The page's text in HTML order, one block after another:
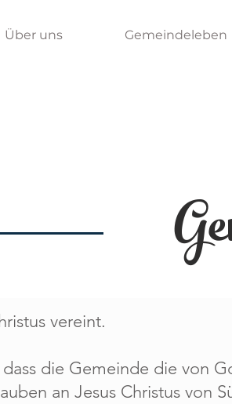
Über uns Gemeindeleben
vereint.
die Gemeinde die von
an Jesus Christus von